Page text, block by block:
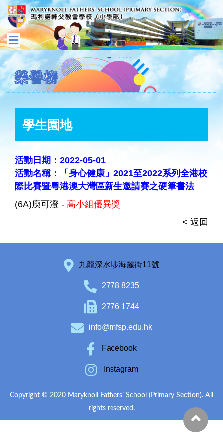
榮譽榜
學生園地
活動日期：2022-05-01
活動名稱：「身心健康」2021至2022系列全港校
際比賽暨粵港澳大灣區新生邀請賽之硬筆書法
(6A)庾可澄 - 高小組優異獎
< 返回
九龍深水埗海麗街11號
2778 8235
2776 1744
info@mfsp.edu.hk
Facebook
Instagram
Copyright © 2020 Maryknoll Fathers’ School (Primary Section). All
rights reserved.